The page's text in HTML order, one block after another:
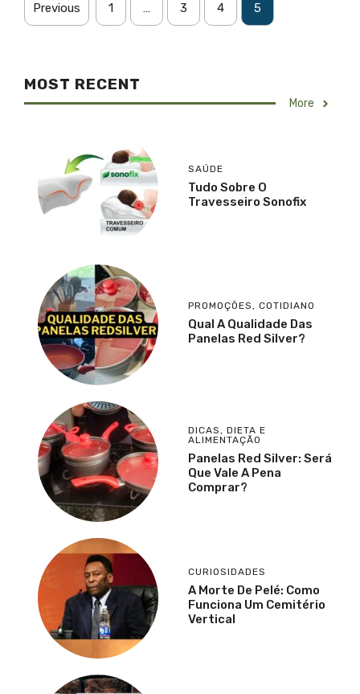
Previous 1 … 3 4 5
MOST RECENT
More
SAÚDE
Tudo Sobre O
Travesseiro Sonofix
PROMOÇÕES, COTIDIANO
Qual A Qualidade Das
Panelas Red Silver?
DICAS, DIETA E
ALIMENTAÇÃO
Panelas Red Silver: Será
Que Vale A Pena
Comprar?
CURIOSIDADES
A Morte De Pelé: Como
Funciona Um Cemitério
Vertical